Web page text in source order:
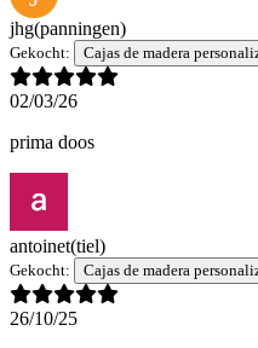
jhg(panningen)
Gekocht: Cajas de madera
02/03/26
prima doos
antoinet(tiel)
Gekocht: Cajas de madera
26/10/25